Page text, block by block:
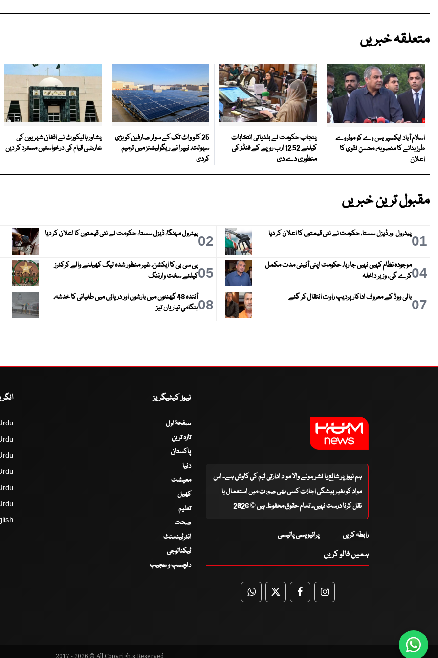
متعلقہ خبریں
اسلام آباد ایکسپریس وے کو موٹروے
طرز بنانے کا منصوبہ، محسن نقوی کا
اعلان
پنجاب حکومت نے بلدیاتی انتخابات
کیلئے 12.52 ارب روپے کے فنڈز کی
منظوری دے دی
25 کلو واٹ تک کے سولر صارفین کو بڑی
سہولت، نیپرا نے ریگولیشنز میں ترمیم
کردی
پشاور ہائیکورٹ نے افغان شہریوں کی
عارضی قیام کی درخواستیں مسترد کر دیں
مقبول ترین خبریں
01پیٹرول اور ڈیزل سستا، حکومت نے نئی قیمتوں کا اعلان کر دیا 02پیٹرول مہنگا، ڈیزل سستا، حکومت نے نئی قیمتوں کا اعلان کر دیا
04موجودہ نظام کہیں نہیں جا رہا، حکومت اپنی آئینی مدت مکمل
کرے گی، وزیر داخلہ
05پی سی بی کا ایکشن، غیر منظور شدہ لیگ کھیلنے والے کرکٹرز
کیلئے سخت وارننگ
07بالی ووڈ کے معروف اداکار پردیپ راوت انتقال کر گئے 08
آئندہ 48 گھنٹوں میں بارشوں اور دریاؤں میں طغیانی کا خدشہ،
ہنگامی تیاریاں تیز
ہم نیوز پر شائع یا نشر ہونے والا مواد ادارتی ٹیم کی کاوش ہے۔ اس
مواد کو بغیر پیشگی اجازت کسی بھی صورت میں استعمال یا
نقل کرنا درست نہیں۔ تمام حقوق محفوظ ہیں © 2026
رابطہ کریں پرائیویسی پالیسی
ہمیں فالو کریں
WhatsApp
TwitterFacebookFacebook
نیوز کیٹیگریز
صفحۂ اول
تازہ ترین
پاکستان
دنیا
معیشت
کھیل
تعلیم
صحت
انٹرٹینمنٹ
ٹیکنالوجی
دلچسپ و عجیب